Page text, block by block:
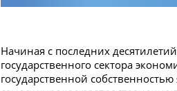
Начиная с последних
государственного сектора
государственной